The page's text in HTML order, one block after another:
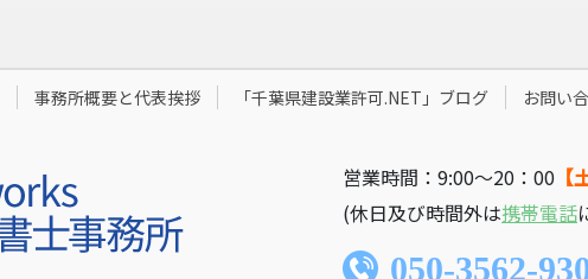
事務所概要と代表挨拶 「千葉県建設業許可.NET」ブログ お問い
営業時間：9:00〜20：00
(休日及び時間外は携帯電話
050-3562-